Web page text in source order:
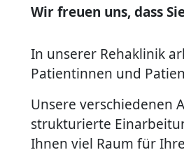
Wir freuen uns, dass
In unserer Rehaklinik
Patientinnen und
Unsere verschiedenen
strukturierte
Ihnen viel Raum für